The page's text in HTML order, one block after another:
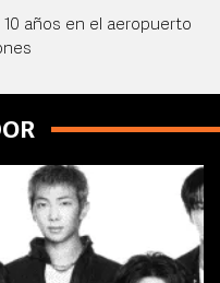
años en el aeropuerto